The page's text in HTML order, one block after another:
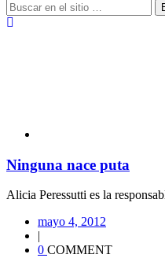
Ninguna nace puta
Alicia Peressutti es la
mayo 4, 2012
|
0 COMMENT